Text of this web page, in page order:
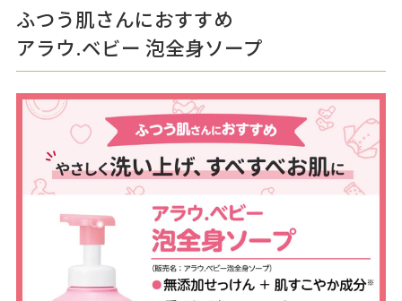
ふつう肌さんにおすすめ
アラウ.ベビー 泡全身ソープ